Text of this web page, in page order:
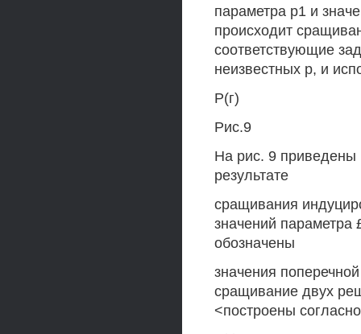
параметра р1 и
происходит
соответствующие
неизвестных р, и
Р(г)
Рис.9
На рис. 9 приведены
результате
сращивания
значений параметра
обозначены
значения
сращивание двух
<построены